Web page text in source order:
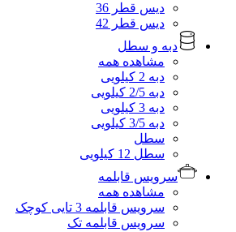
دیس قطر 36
دیس قطر 42
دبه و سطل
مشاهده همه
دبه 2 کیلویی
دبه 2/5 کیلویی
دبه 3 کیلویی
دبه 3/5 کیلویی
سطل
سطل 12 کیلویی
سرویس قابلمه
مشاهده همه
سرویس قابلمه 3 تایی کوچک
سرویس قابلمه تک